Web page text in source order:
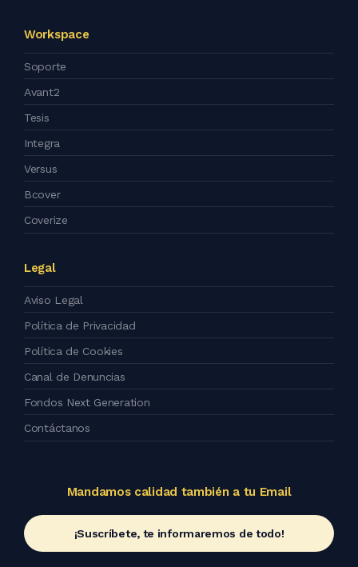
Workspace
Soporte
Avant2
Tesis
Integra
Versus
Bcover
Coverize
Legal
Aviso Legal
Política de Privacidad
Política de Cookies
Canal de Denuncias
Fondos Next Generation
Contáctanos
Mandamos calidad también a tu Email
¡Suscríbete, te informaremos de todo!